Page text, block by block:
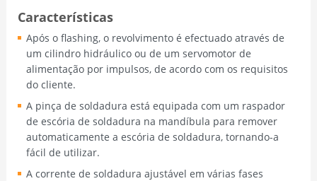
Características
Após o flashing, o revolvimento é efectuado através de
um cilindro hidráulico ou de um servomotor de
alimentação por impulsos, de acordo com os requisitos
do cliente.
A pinça de soldadura está equipada com um raspador
de escória de soldadura na mandíbula para remover
automaticamente a escória de soldadura, tornando-a
fácil de utilizar.
A corrente de soldadura ajustável em várias fases